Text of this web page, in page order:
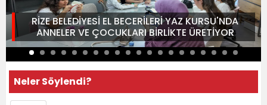
RİZE BELEDİYESİ EL BECERİLERİ YAZ KURSU'NDA
ANNELER VE ÇOCUKLARI BİRLİKTE ÜRETİYOR
Neler Söylendi?